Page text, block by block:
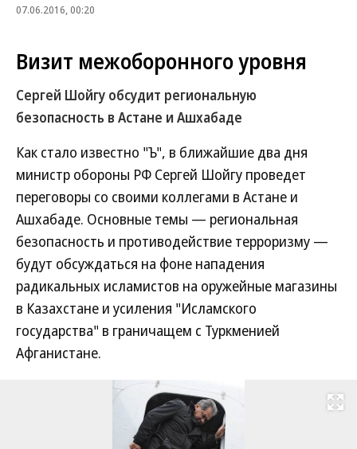
07.06.2016, 00:20
Визит межоборонного уровня
Сергей Шойгу обсудит региональную
безопасность в Астане и Ашхабаде
Как стало известно "Ъ", в ближайшие два дня
министр обороны РФ Сергей Шойгу проведет
переговоры со своими коллегами в Астане и
Ашхабаде. Основные темы — региональная
безопасность и противодействие терроризму —
будут обсуждаться на фоне нападения
радикальных исламистов на оружейные магазины
в Казахстане и усиления "Исламского
государства" в граничащем с Туркменией
Афганистане.
Развернуть